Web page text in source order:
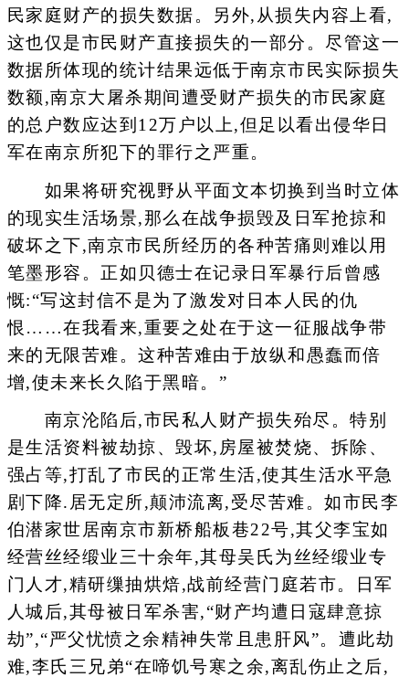
民家庭财产的损失数据。另外,从损失内容上看,
这也仅是市民财产直接损失的一部分。尽管这一
数据所体现的统计结果远低于南京市民实际损失
数额,南京大屠杀期间遭受财产损失的市民家庭
的总户数应达到12万户以上,但足以看出侵华日
军在南京所犯下的罪行之严重。
如果将研究视野从平面文本切换到当时立体
的现实生活场景,那么在战争损毁及日军抢掠和
破坏之下,南京市民所经历的各种苦痛则难以用
笔墨形容。正如贝德士在记录日军暴行后曾感
慨:“写这封信不是为了激发对日本人民的仇
恨……在我看来,重要之处在于这一征服战争带
来的无限苦难。这种苦难由于放纵和愚蠢而倍
增,使未来长久陷于黑暗。”
南京沦陷后,市民私人财产损失殆尽。特别
是生活资料被劫掠、毁坏,房屋被焚烧、拆除、
强占等,打乱了市民的正常生活,使其生活水平急
剧下降.居无定所,颠沛流离,受尽苦难。如市民李
伯潜家世居南京市新桥船板巷22号,其父李宝如
经营丝经缎业三十余年,其母吴氏为丝经缎业专
门人才,精研缫抽烘焙,战前经营门庭若市。日军
人城后,其母被日军杀害,“财产均遭日寇肆意掠
劫”,“严父忧愤之余精神失常且患肝风”。遭此劫
难,李氏三兄弟“在啼饥号寒之余,离乱伤止之后,